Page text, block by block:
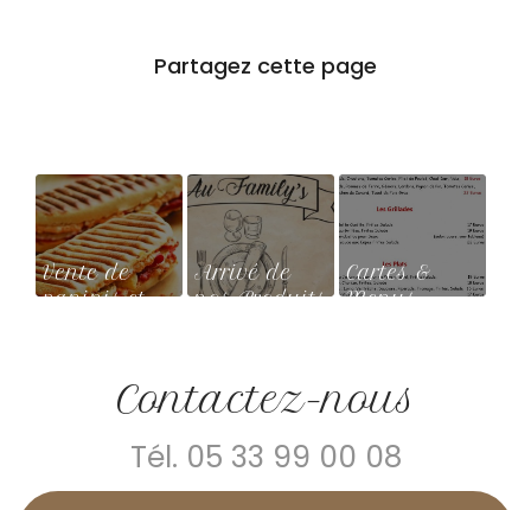
Vente de
paninis et
Barétous
Arrivé de
nos Produits
Cartes &
Menus
Contactez-nous
Tél. 05 33 99 00 08